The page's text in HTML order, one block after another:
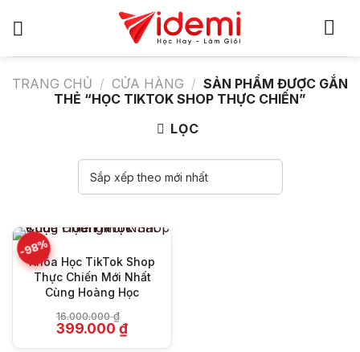
TRANG CHỦ / CỬA HÀNG / SẢN PHẨM ĐƯỢC GẮN
THẺ “HỌC TIKTOK SHOP THỰC CHIẾN”
LỌC
-98%
Khóa Học TikTok Shop
Thực Chiến Mới Nhất
Cùng Hoàng Học
16.000.000₫
Giá
gốc
399.000 ₫Giá